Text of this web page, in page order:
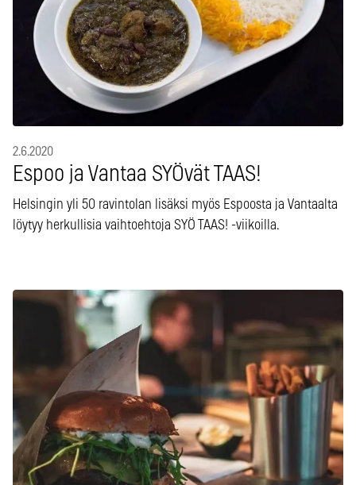
2.6.2020
Espoo ja Vantaa SYÖvät TAAS!
Helsingin yli 50 ravintolan lisäksi myös Espoosta ja Vantaalta
löytyy herkullisia vaihtoehtoja SYÖ TAAS! -viikoilla.